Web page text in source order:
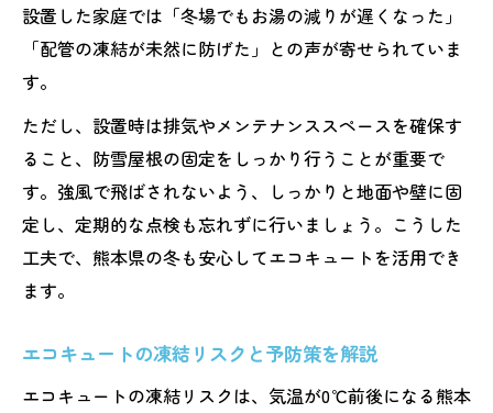
設置した家庭では「冬場でもお湯の減りが遅くなった」
「配管の凍結が未然に防げた」との声が寄せられていま
す。
ただし、設置時は排気やメンテナンススペースを確保す
ること、防雪屋根の固定をしっかり行うことが重要で
す。強風で飛ばされないよう、しっかりと地面や壁に固
定し、定期的な点検も忘れずに行いましょう。こうした
工夫で、熊本県の冬も安心してエコキュートを活用でき
ます。
エコキュートの凍結リスクと予防策を解説
エコキュートの凍結リスクは、気温が0℃前後になる熊本